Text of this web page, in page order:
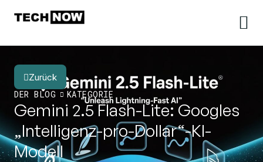
Zurück
DER BLOG
KATEGORIE
Gemini 2.5 Flash-Lite: Googles
„Intelligenz-pro-Dollar“-KI-
Modell